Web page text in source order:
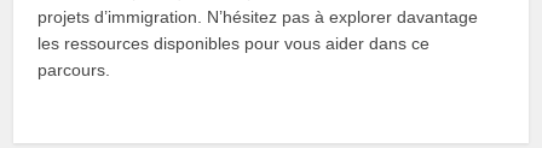
projets d’immigration. N’hésitez pas à explorer davantage
les ressources disponibles pour vous aider dans ce
parcours.